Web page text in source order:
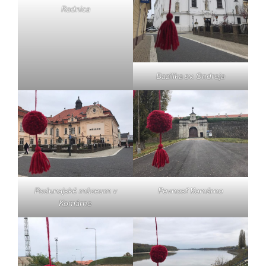
Radnica
Bazilika sv. Ondreja
Podunajské múzeum v
Komárne
Pevnosť Komárno